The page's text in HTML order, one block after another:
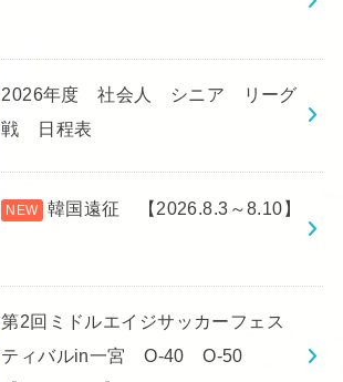
2026年度 社会人 シニア リーグ
戦 日程表
韓国遠征 【2026.8.3～8.10】
第2回ミドルエイジサッカーフェス
ティバルin一宮 O-40 O-50